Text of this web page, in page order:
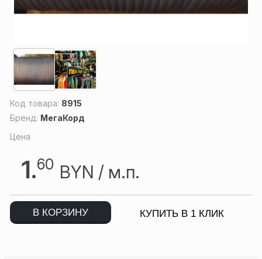
Код товара: 8915
Бренд: МегаКорд
Цена
1.60 BYN / м.п.
В КОРЗИНУ КУПИТЬ В 1 КЛИК